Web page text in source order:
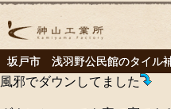
坂戸市 浅羽野公民館のタイル
風邪でダウンしてました